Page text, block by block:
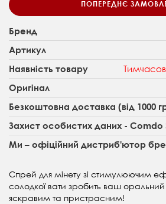
ПОПЕРЕДНЄ
Бренд
Артикул
Наявність товару
Оригінал
Безкоштовна доставка (від 1000
Захист особистих даних - Comdo
Ми – офіційний дистриб'ютор
Спрей для мінету зі стимулюючим
солодкої вати зробить ваш
яскравим та пристрасним!